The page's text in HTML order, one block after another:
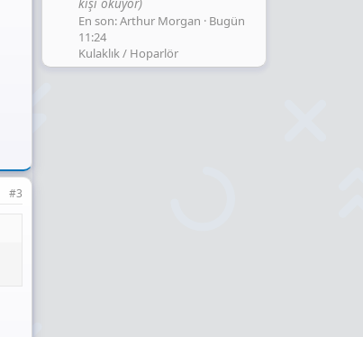
#3
En son: Arthur Morgan
Bugün
11:24
Kulaklık / Hoparlör